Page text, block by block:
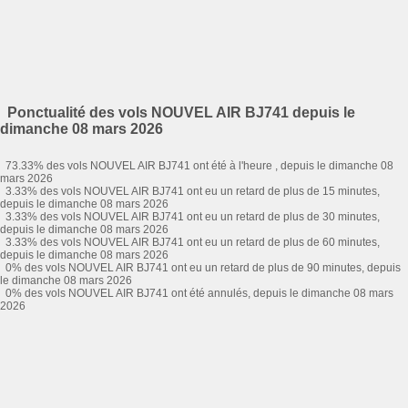
Ponctualité des vols NOUVEL AIR BJ741 depuis le
dimanche 08 mars 2026
73.33% des vols NOUVEL AIR BJ741 ont été à l'heure , depuis le dimanche 08
mars 2026
3.33% des vols NOUVEL AIR BJ741 ont eu un retard de plus de 15 minutes,
depuis le dimanche 08 mars 2026
3.33% des vols NOUVEL AIR BJ741 ont eu un retard de plus de 30 minutes,
depuis le dimanche 08 mars 2026
3.33% des vols NOUVEL AIR BJ741 ont eu un retard de plus de 60 minutes,
depuis le dimanche 08 mars 2026
0% des vols NOUVEL AIR BJ741 ont eu un retard de plus de 90 minutes, depuis
le dimanche 08 mars 2026
0% des vols NOUVEL AIR BJ741 ont été annulés, depuis le dimanche 08 mars
2026